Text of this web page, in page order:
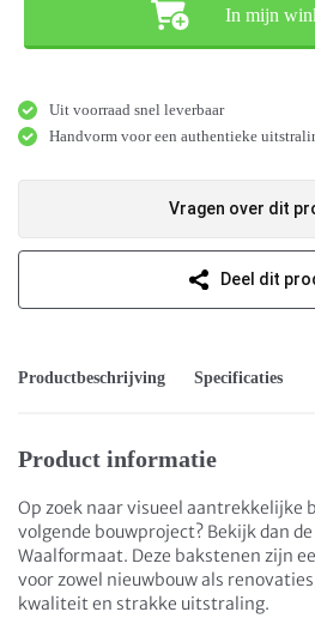
In mijn
Uit voorraad snel leverbaar
Handvorm voor een authentieke
Vragen over dit
Deel dit
Productbeschrijving Specificaties
Product informatie
Op zoek naar visueel aantrekkelijke
volgende bouwproject? Bekijk dan
Waalformaat. Deze bakstenen zijn
voor zowel nieuwbouw als
kwaliteit en strakke uitstraling.